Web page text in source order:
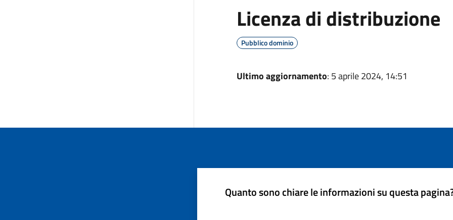
Licenza di distribuzione
Pubblico dominio
Ultimo aggiornamento: 5 aprile 2024, 14:51
Quanto sono chiare le informazioni su questa